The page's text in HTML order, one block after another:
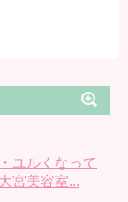
ユルくなって
宮美容室...